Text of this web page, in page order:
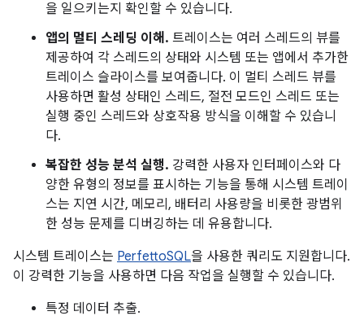
을 일으키는지 확인할 수 있습니다.
앱의 멀티 스레딩 이해. 트레이스는 여러 스레드의 뷰를
제공하여 각 스레드의 상태와 시스템 또는 앱에서 추가한
트레이스 슬라이스를 보여줍니다. 이 멀티 스레드 뷰를
사용하면 활성 상태인 스레드, 절전 모드인 스레드 또는
실행 중인 스레드와 상호작용 방식을 이해할 수 있습니
다.
복잡한 성능 분석 실행. 강력한 사용자 인터페이스와 다
양한 유형의 정보를 표시하는 기능을 통해 시스템 트레이
스는 지연 시간, 메모리, 배터리 사용량을 비롯한 광범위
한 성능 문제를 디버깅하는 데 유용합니다.
시스템 트레이스는 PerfettoSQL을 사용한 쿼리도 지원합니다.
이 강력한 기능을 사용하면 다음 작업을 실행할 수 있습니다.
특정 데이터 추출.